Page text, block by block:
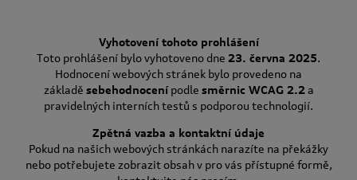
Vyhotovení tohoto prohlášení
Toto prohlášení bylo vyhotoveno dne 23. června 2025.
Hodnocení webových stránek bylo provedeno na
základě sebehodnocenípodle směrnic WCAG 2.2a
pravidelných interních testů s podporou technologií.
Zpětná vazba a kontaktní údaje
Pokud na našich webových stránkách narazíte na překážky
nebo potřebujete zobrazit obsah v pro vás přístupné formě,